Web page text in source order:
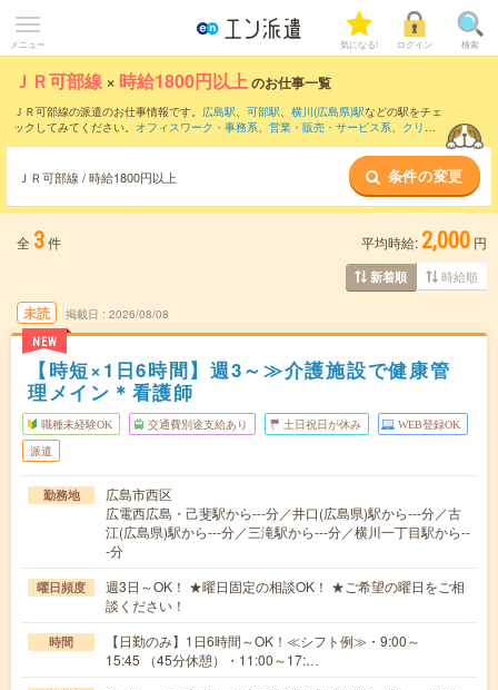
メニュー 気になる! ログイン 検索
ＪＲ可部線 × 時給1800円以上のお仕事一覧
ＪＲ可部線の派遣のお仕事情報です。 広島駅、 可部駅、 横川(広島県)駅などの駅をチェ
ックしてみてください。 オフィスワーク・事務系、 営業・販売・サービス系、 クリエ
ＪＲ可部線 / 時給1800円以上 条件の変更
全 3件 平均時給: 2,000 円
新着順 時給順
未読
NEW
掲載日 2026/08/08
【時短×1日6時間】週3～≫介護施設で健康管
理メイン＊看護師
職種未経験OK 交通費別途支給あり 土日祝日が休み WEB登録OK
派遣
勤務地
広島市西区
広電西広島・己斐駅から---分／井口(広島県)駅から---分／古
江(広島県)駅から---分／三滝駅から---分／横川一丁目駅から--
-分
曜日頻度
週3日～OK！ ★曜日固定の相談OK！ ★ご希望の曜日をご相
談ください！
時間
【日勤のみ】1日6時間～OK！≪シフト例≫・9:00～
15:45 （45分休憩）・11:00～17:…